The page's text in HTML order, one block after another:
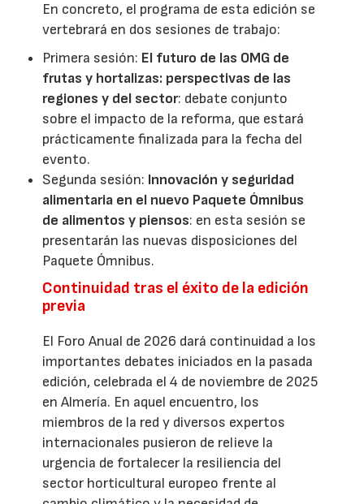
En concreto, el programa de esta edición se
vertebrará en dos sesiones de trabajo:
Primera sesión: El futuro de las OMG de
frutas y hortalizas: perspectivas de las
regiones y del sector: debate conjunto
sobre el impacto de la reforma, que estará
prácticamente finalizada para la fecha del
evento.
Segunda sesión: Innovación y seguridad
alimentaria en el nuevo Paquete Ómnibus
de alimentos y piensos: en esta sesión se
presentarán las nuevas disposiciones del
Paquete Ómnibus.
Continuidad tras el éxito de la edición
previa
El Foro Anual de 2026 dará continuidad a los
importantes debates iniciados en la pasada
edición, celebrada el 4 de noviembre de 2025
en Almería. En aquel encuentro, los
miembros de la red y diversos expertos
internacionales pusieron de relieve la
urgencia de fortalecer la resiliencia del
sector horticultural europeo frente al